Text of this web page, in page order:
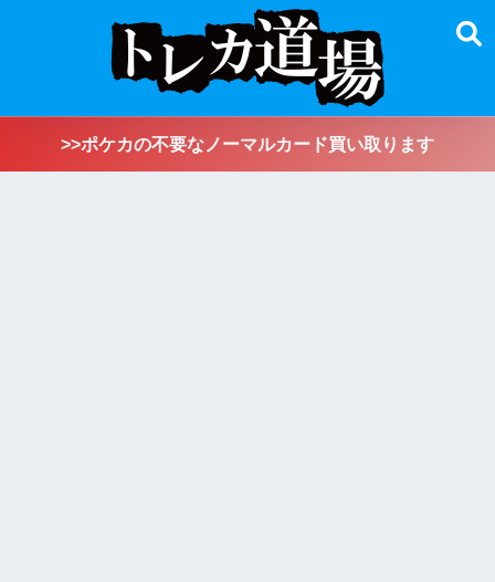
>>ポケカの不要なノーマルカード買い取ります